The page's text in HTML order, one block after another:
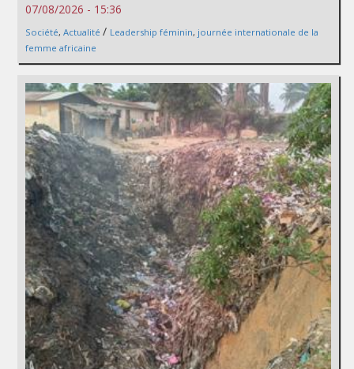
07/08/2026 - 15:36
Société, Actualité / Leadership féminin, journée internationale de la
femme africaine